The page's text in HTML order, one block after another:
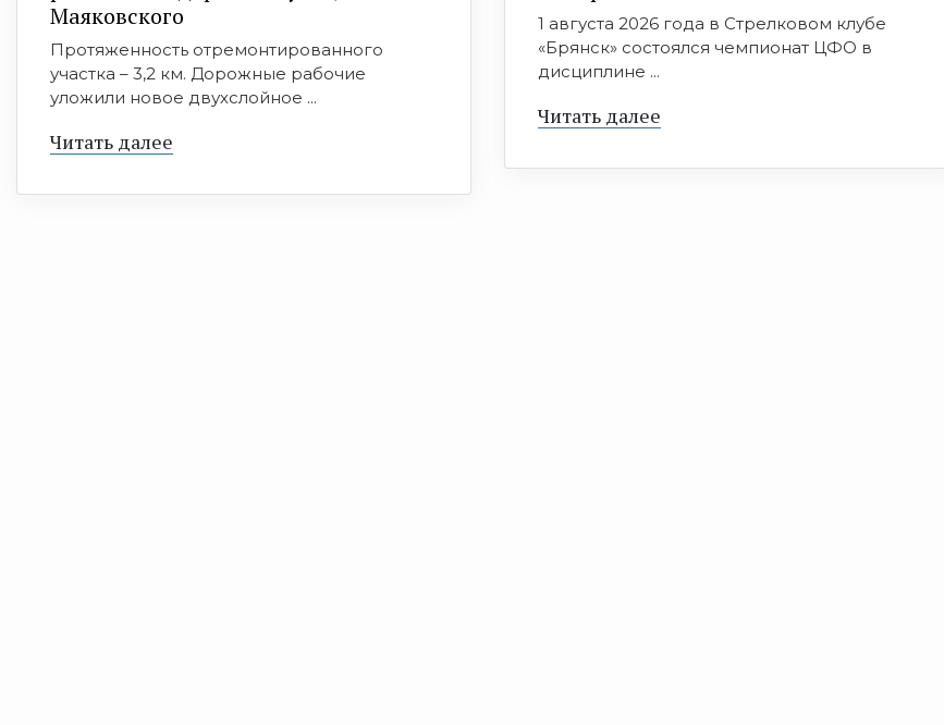
Маяковского
Протяженность отремонтированного
участка – 3,2 км. Дорожные рабочие
уложили новое двухслойное ...
Читать далее
1 августа 2026 года в Стрелковом клубе
«Брянск» состоялся чемпионат ЦФО в
дисциплине ...
Читать далее